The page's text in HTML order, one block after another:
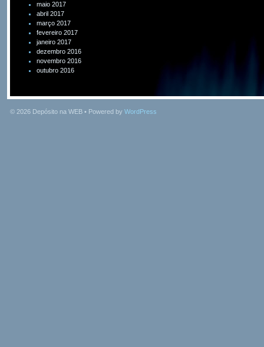
maio 2017
abril 2017
março 2017
fevereiro 2017
janeiro 2017
dezembro 2016
novembro 2016
outubro 2016
© 2026 Depósito na WEB • Powered by WordPress